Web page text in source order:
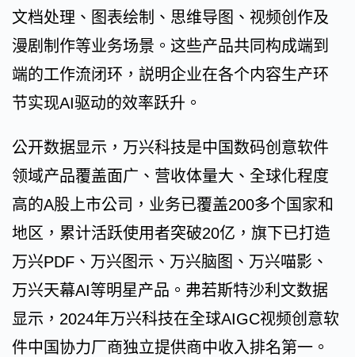
文档处理、图表绘制、思维导图、视频创作及
漫剧制作等业务场景。这些产品共同构成端到
端的工作流闭环，説明企业在各个内容生产环
节实现AI驱动的效率跃升。
公开数据显示，万兴科技是中国数码创意软件
领域产品覆盖面广、营收体量大、全球化程度
高的A股上市公司，业务已覆盖200多个国家和
地区，累计活跃使用者突破20亿，旗下已打造
万兴PDF、万兴图示、万兴脑图、万兴喵影、
万兴天幕AI等明星产品。弗若斯特沙利文数据
显示，2024年万兴科技在全球AIGC视频创意软
件中国协力厂商独立提供商中收入排名第一。